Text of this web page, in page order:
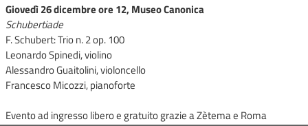
Giovedì 26 dicembre ore 12, Museo Canonica
Schubertiade
F. Schubert: Trio n. 2 op. 100
Leonardo Spinedi, violino
Alessandro Guaitolini, violoncello
Francesco Micozzi, pianoforte
Evento ad ingresso libero e gratuito grazie a Zètema e Roma